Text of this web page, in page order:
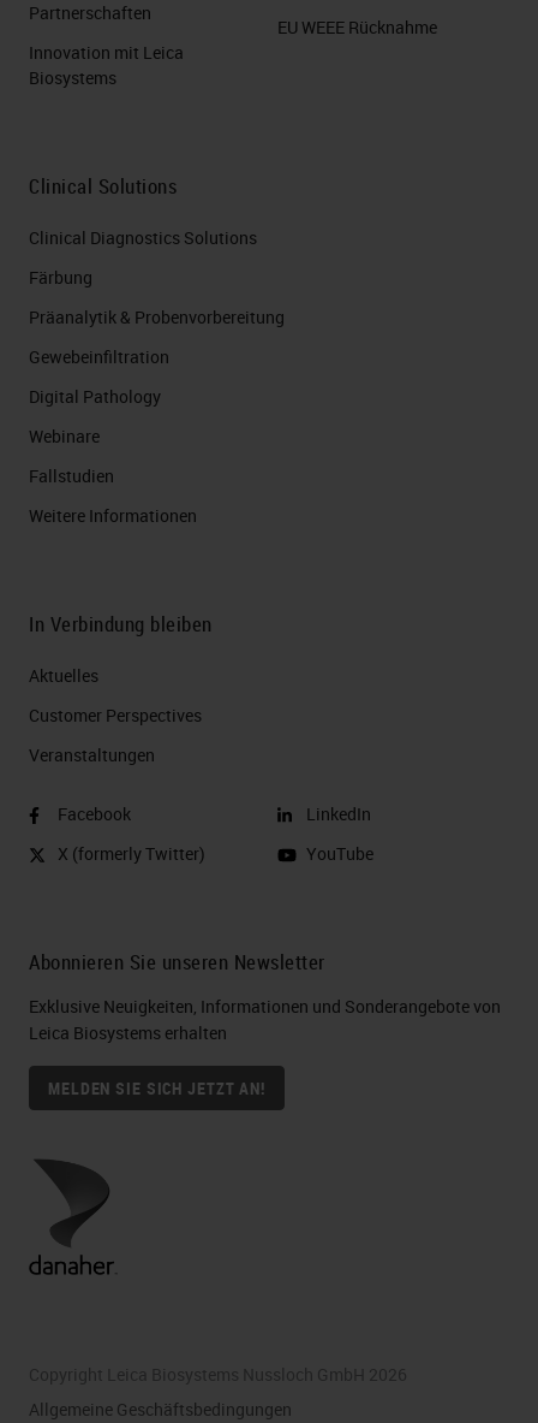
Partnerschaften
Innovation mit Leica
Biosystems
EU WEEE Rücknahme
Clinical Solutions
Clinical Diagnostics Solutions
Färbung
Präanalytik & Probenvorbereitung
Gewebeinfiltration
Digital Pathology
Webinare
Fallstudien
Weitere Informationen
In Verbindung bleiben
Aktuelles
Customer Perspectives​
Veranstaltungen
Facebook
X (formerly Twitter)
LinkedIn
YouTube
Abonnieren Sie unseren Newsletter
Exklusive Neuigkeiten, Informationen und Sonderangebote von
Leica Biosystems erhalten
MELDEN SIE SICH JETZT AN!
Copyright Leica Biosystems Nussloch GmbH 2026
Allgemeine Geschäftsbedingungen